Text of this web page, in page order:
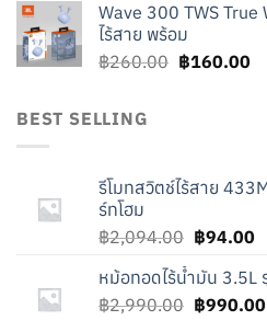
฿276.00.฿
Wave 300 TWS
ไร้สาย พร้อม
฿260.00 Original
฿160.00
BEST SELLING
รีโมทสวิตช์ไร้สาย
ร์ทโฮม
฿2,094.00 Original
was:
฿
฿94.00
฿
หม้อทอดไร้น้ำมัน 3.5L
฿2,990.00 Original
฿990.00